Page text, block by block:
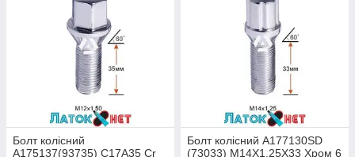
Болт колісний
A175137(93735) C17A35 Cr
Болт колісний A177130SD
(73033) M14X1,25X33 Хром 6